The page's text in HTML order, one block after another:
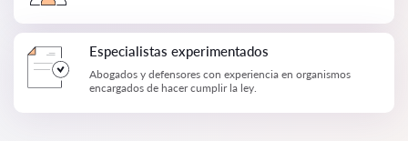
Especialistas experimentados
Abogados y defensores con experiencia en organismos
encargados de hacer cumplir la ley.